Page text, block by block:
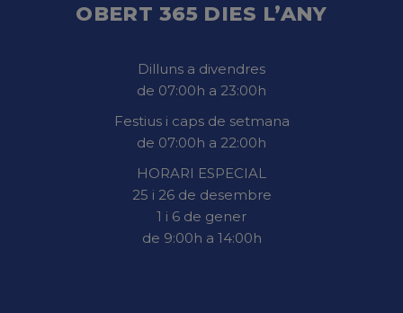
OBERT 365 DIES L’ANY
Dilluns a divendres
de 07:00h a 23:00h
Festius i caps de setmana
de 07:00h a 22:00h
HORARI ESPECIAL
25 i 26 de desembre
1 i 6 de gener
de 9:00h a 14:00h